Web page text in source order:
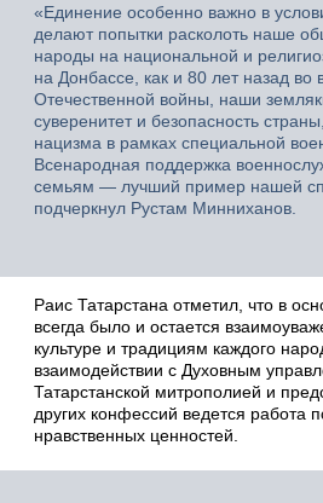
«Единение особенно важно в
делают попытки расколоть наше
народы на национальной и
на Донбассе, как и 80 лет назад во
Отечественной войны, наши
суверенитет и безопасность
нацизма в рамках специальной
Всенародная поддержка
семьям — лучший пример нашей
подчеркнул Рустам Минниханов.
Раис Татарстана отметил, что в
всегда было и остается
культуре и традициям каждого
взаимодействии с Духовным
Татарстанской митрополией и
других конфессий ведется работа
нравственных ценностей.